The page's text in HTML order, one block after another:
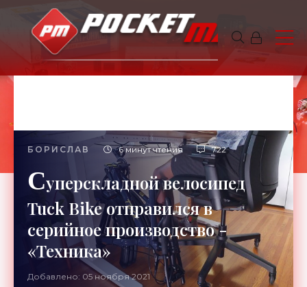
БОРИСЛАВ 6 минут чтения 722
Суперскладной велосипед
Tuck Bike отправился в
серийное производство -
«Техника»
Добавлено: 05 ноября 2021